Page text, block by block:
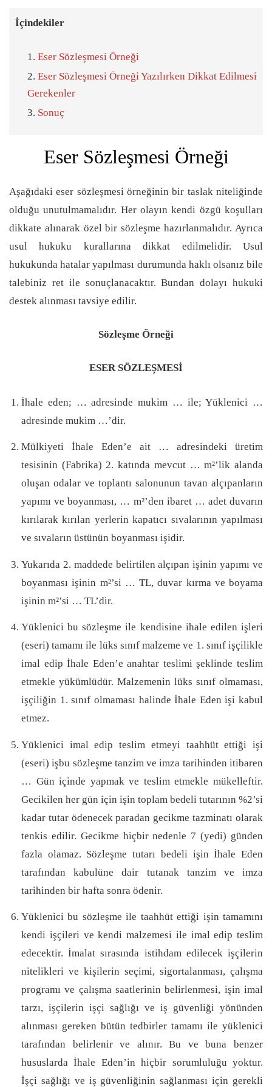
İçindekiler
Eser Sözleşmesi Örneği
Eser Sözleşmesi Örneği Yazılırken Dikkat Edilmesi
Gerekenler
Sonuç
Eser Sözleşmesi Örneği
Aşağıdaki eser sözleşmesi örneğinin bir taslak niteliğinde
olduğu unutulmamalıdır. Her olayın kendi özgü koşulları
dikkate alınarak özel bir sözleşme hazırlanmalıdır. Ayrıca
usul hukuku kurallarına dikkat edilmelidir. Usul
hukukunda hatalar yapılması durumunda haklı olsanız bile
talebiniz ret ile sonuçlanacaktır. Bundan dolayı hukuki
destek alınması tavsiye edilir.
Sözleşme Örneği
ESER SÖZLEŞMESİ
İhale eden; … adresinde mukim … ile; Yüklenici …
adresinde mukim …’dir.
Mülkiyeti İhale Eden’e ait … adresindeki üretim
tesisinin (Fabrika) 2. katında mevcut … m²’lik alanda
oluşan odalar ve toplantı salonunun tavan alçıpanların
yapımı ve boyanması, … m²’den ibaret … adet duvarın
kırılarak kırılan yerlerin kapatıcı sıvalarının yapılması
ve sıvaların üstünün boyanması işidir.
Yukarıda 2. maddede belirtilen alçıpan işinin yapımı ve
boyanması işinin m²’si … TL, duvar kırma ve boyama
işinin m²’si … TL’dir.
Yüklenici bu sözleşme ile kendisine ihale edilen işleri
(eseri) tamamı ile lüks sınıf malzeme ve 1. sınıf işçilikle
imal edip İhale Eden’e anahtar teslimi şeklinde teslim
etmekle yükümlüdür. Malzemenin lüks sınıf olmaması,
işçiliğin 1. sınıf olmaması halinde İhale Eden işi kabul
etmez.
Yüklenici imal edip teslim etmeyi taahhüt ettiği işi
(eseri) işbu sözleşme tanzim ve imza tarihinden itibaren
… Gün içinde yapmak ve teslim etmekle mükelleftir.
Gecikilen her gün için işin toplam bedeli tutarının %2’si
kadar tutar ödenecek paradan gecikme tazminatı olarak
tenkis edilir. Gecikme hiçbir nedenle 7 (yedi) günden
fazla olamaz. Sözleşme tutarı bedeli işin İhale Eden
tarafından kabulüne dair tutanak tanzim ve imza
tarihinden bir hafta sonra ödenir.
Yüklenici bu sözleşme ile taahhüt ettiği işin tamamını
kendi işçileri ve kendi malzemesi ile imal edip teslim
edecektir. İmalat sırasında istihdam edilecek işçilerin
nitelikleri ve kişilerin seçimi, sigortalanması, çalışma
programı ve çalışma saatlerinin belirlenmesi, işin imal
tarzı, işçilerin işçi sağlığı ve iş güvenliği yönünden
alınması gereken bütün tedbirler tamamı ile yüklenici
tarafından belirlenir ve alınır. Bu ve buna benzer
hususlarda İhale Eden’in hiçbir sorumluluğu yoktur.
İşçi sağlığı ve iş güvenliğinin sağlanması için gerekli